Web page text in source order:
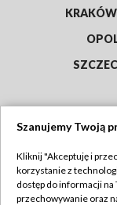
KRAKÓW
Abonament TVP
Szanujemy Twoją
Kliknij "Akceptuję i
korzystanie z
dostęp do informacji
przechowywanie oraz